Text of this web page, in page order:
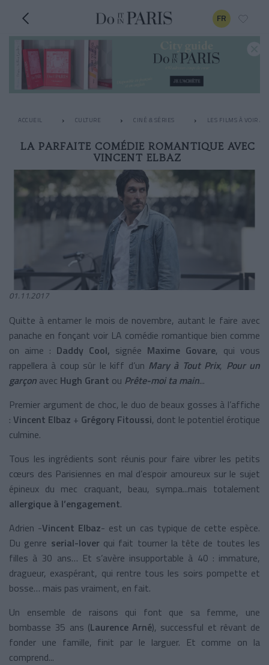
FR
ACCUEIL CULTURE CINÉ & SÉRIES LES FILMS À VOIR
LA PARFAITE COMÉDIE ROMANTIQUE AVEC
VINCENT ELBAZ
01.11.2017
Quitte à entamer le mois de novembre, autant le faire avec
panache en fonçant voir LA comédie romantique bien comme
on aime : Daddy Cool, signée Maxime Govare, qui vous
rappellera à coup sûr le kiff d’un Mary à Tout Prix, Pour un
garçon avec Hugh Grant ou Prête-moi ta main...
Premier argument de choc, le duo de beaux gosses à l’affiche
: Vincent Elbaz + Grégory Fitoussi, dont le potentiel érotique
culmine.
Tous les ingrédients sont réunis pour faire vibrer les petits
cœurs des Parisiennes en mal d’espoir amoureux sur le sujet
épineux du mec craquant, beau, sympa...mais totalement
allergique à l’engagement.
Adrien -Vincent Elbaz- est un cas typique de cette espèce.
Du genre serial-loverqui fait tourner la tête de toutes les
filles à 30 ans… Et s’avère insupportable à 40 : immature,
dragueur, exaspérant, qui rentre tous les soirs pompette et
bosse… mais pas vraiment, en fait.
Un ensemble de raisons qui font que sa femme, une
bombasse 35 ans (Laurence Arné), successful et rêvant de
fonder une famille, finit par le larguer. Et comme on la
comprend...